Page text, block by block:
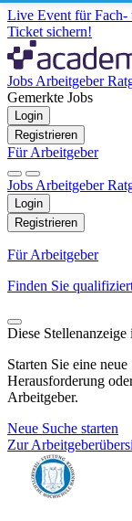
Live Event für Fach-
Ticket sichern!
Jobs Arbeitgeber
Gemerkte Jobs
Login
Registrieren
Für Arbeitgeber
Jobs Arbeitgeber
Login
Registrieren
Für Arbeitgeber
Finden Sie
Diese
Starten Sie eine
Herausforderung
Arbeitgeber.
Neue Suche starten
Zur